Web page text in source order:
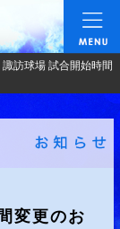
春 つかめ
諏訪球場 試合開始時間
変更のお